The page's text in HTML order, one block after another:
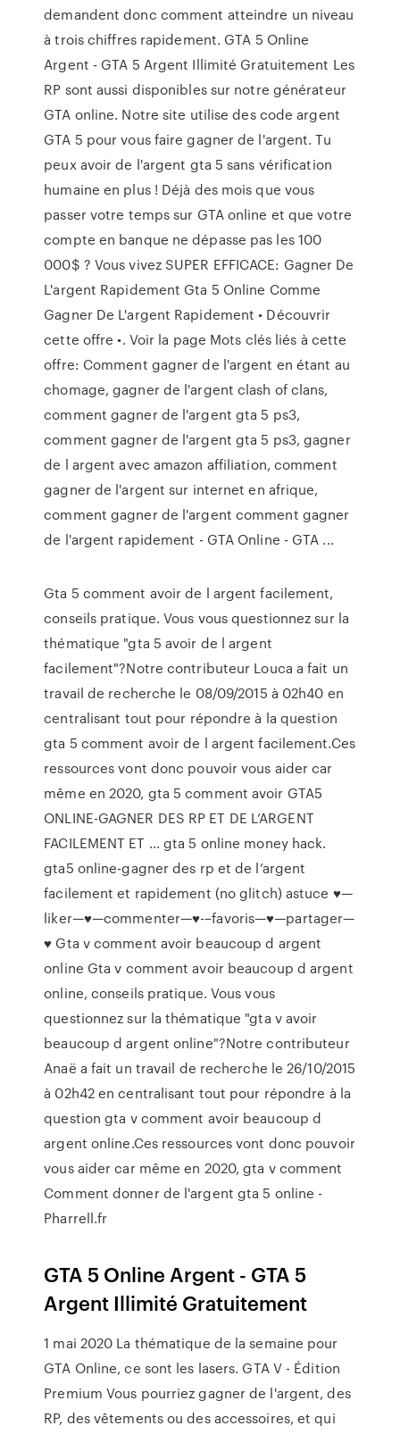
demandent donc comment atteindre un niveau
à trois chiffres rapidement. GTA 5 Online
Argent - GTA 5 Argent Illimité Gratuitement Les
RP sont aussi disponibles sur notre générateur
GTA online. Notre site utilise des code argent
GTA 5 pour vous faire gagner de l'argent. Tu
peux avoir de l'argent gta 5 sans vérification
humaine en plus ! Déjà des mois que vous
passer votre temps sur GTA online et que votre
compte en banque ne dépasse pas les 100
000$ ? Vous vivez SUPER EFFICACE: Gagner De
L'argent Rapidement Gta 5 Online Comme
Gagner De L'argent Rapidement • Découvrir
cette offre •. Voir la page Mots clés liés à cette
offre: Comment gagner de l'argent en étant au
chomage, gagner de l'argent clash of clans,
comment gagner de l'argent gta 5 ps3,
comment gagner de l'argent gta 5 ps3, gagner
de l argent avec amazon affiliation, comment
gagner de l'argent sur internet en afrique,
comment gagner de l'argent comment gagner
de l'argent rapidement - GTA Online - GTA ...
Gta 5 comment avoir de l argent facilement,
conseils pratique. Vous vous questionnez sur la
thématique "gta 5 avoir de l argent
facilement"?Notre contributeur Louca a fait un
travail de recherche le 08/09/2015 à 02h40 en
centralisant tout pour répondre à la question
gta 5 comment avoir de l argent facilement.Ces
ressources vont donc pouvoir vous aider car
même en 2020, gta 5 comment avoir GTA5
ONLINE-GAGNER DES RP ET DE L’ARGENT
FACILEMENT ET ... gta 5 online money hack.
gta5 online-gagner des rp et de l’argent
facilement et rapidement (no glitch) astuce ♥—
liker—♥—commenter—♥-­–favoris—♥—partager—
♥ Gta v comment avoir beaucoup d argent
online Gta v comment avoir beaucoup d argent
online, conseils pratique. Vous vous
questionnez sur la thématique "gta v avoir
beaucoup d argent online"?Notre contributeur
Anaë a fait un travail de recherche le 26/10/2015
à 02h42 en centralisant tout pour répondre à la
question gta v comment avoir beaucoup d
argent online.Ces ressources vont donc pouvoir
vous aider car même en 2020, gta v comment
Comment donner de l'argent gta 5 online -
Pharrell.fr
GTA 5 Online Argent - GTA 5
Argent Illimité Gratuitement
1 mai 2020 La thématique de la semaine pour
GTA Online, ce sont les lasers. GTA V - Édition
Premium Vous pourriez gagner de l'argent, des
RP, des vêtements ou des accessoires, et qui